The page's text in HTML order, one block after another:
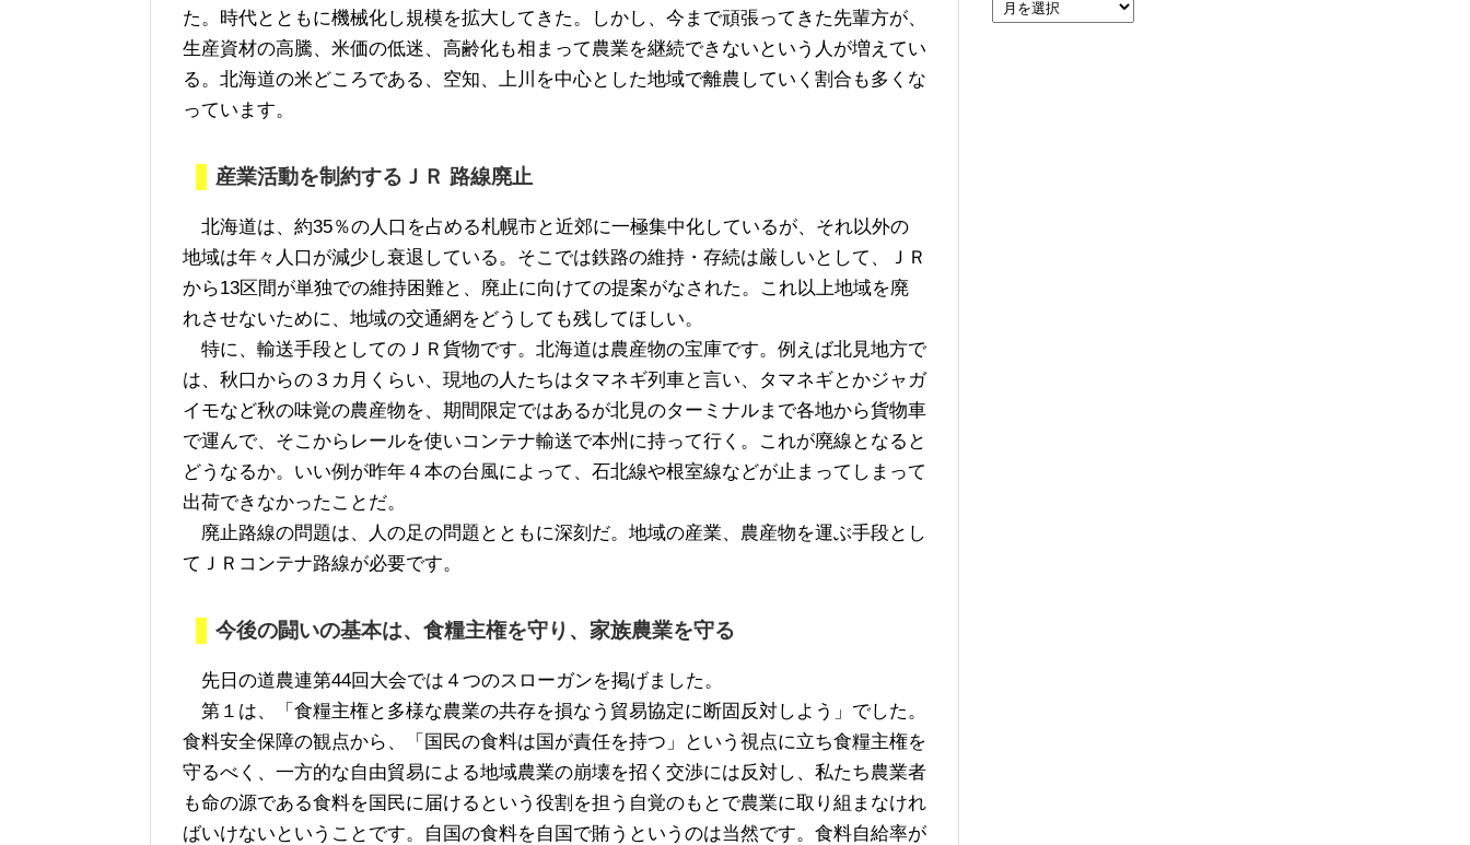
た。時代とともに機械化し規模を拡大してきた。しかし、今まで頑張ってきた先輩方が、
生産資材の高騰、米価の低迷、高齢化も相まって農業を継続できないという人が増えてい
る。北海道の米どころである、空知、上川を中心とした地域で離農していく割合も多くな
っています。
産業活動を制約するＪＲ 路線廃止
北海道は、約35％の人口を占める札幌市と近郊に一極集中化しているが、それ以外の
地域は年々人口が減少し衰退している。そこでは鉄路の維持・存続は厳しいとして、ＪＲ
から13区間が単独での維持困難と、廃止に向けての提案がなされた。これ以上地域を廃
れさせないために、地域の交通網をどうしても残してほしい。
特に、輸送手段としてのＪＲ貨物です。北海道は農産物の宝庫です。例えば北見地方で
は、秋口からの３カ月くらい、現地の人たちはタマネギ列車と言い、タマネギとかジャガ
イモなど秋の味覚の農産物を、期間限定ではあるが北見のターミナルまで各地から貨物車
で運んで、そこからレールを使いコンテナ輸送で本州に持って行く。これが廃線となると
どうなるか。いい例が昨年４本の台風によって、石北線や根室線などが止まってしまって
出荷できなかったことだ。
廃止路線の問題は、人の足の問題とともに深刻だ。地域の産業、農産物を運ぶ手段とし
てＪＲコンテナ路線が必要です。
今後の闘いの基本は、食糧主権を守り、家族農業を守る
先日の道農連第44回大会では４つのスローガンを掲げました。
第１は、「食糧主権と多様な農業の共存を損なう貿易協定に断固反対しよう」でした。
食料安全保障の観点から、「国民の食料は国が責任を持つ」という視点に立ち食糧主権を
守るべく、一方的な自由貿易による地域農業の崩壊を招く交渉には反対し、私たち農業者
も命の源である食料を国民に届けるという役割を担う自覚のもとで農業に取り組まなけれ
ばいけないということです。自国の食料を自国で賄うというのは当然です。食料自給率が